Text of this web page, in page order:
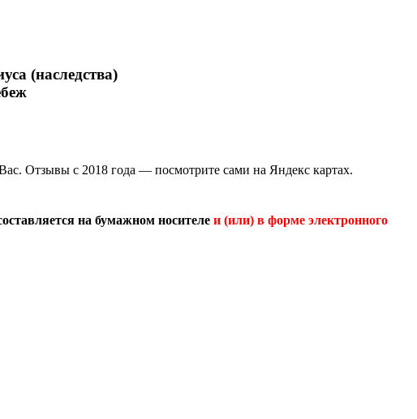
(наследства)
Отзывы с 2018 года — посмотрите сами на Яндекс картах.
на бумажном носителе и (или) в форме электронного